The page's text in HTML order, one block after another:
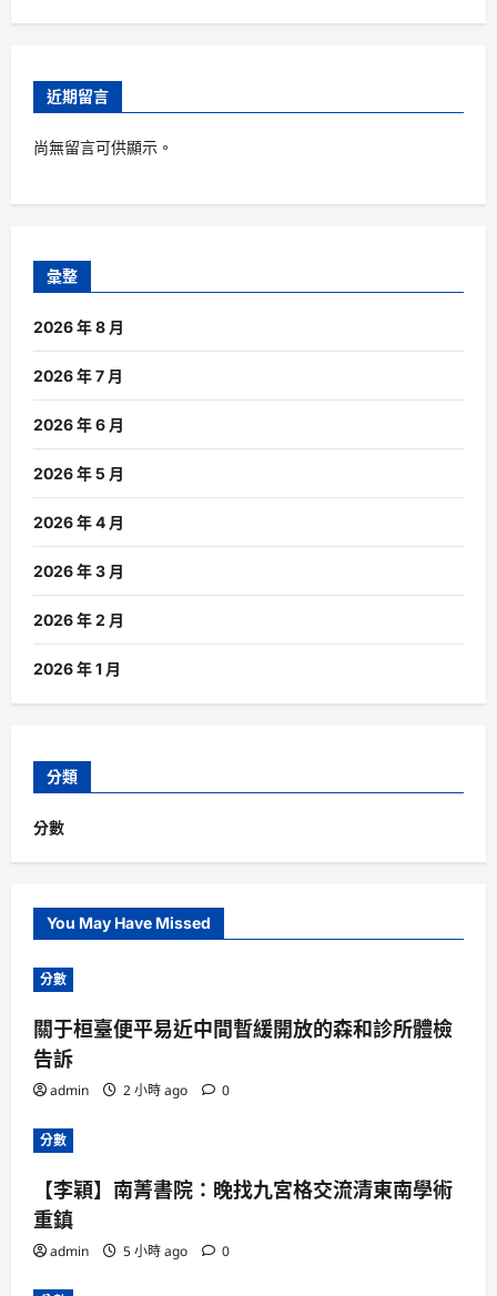
近期留言
尚無留言可供顯示。
彙整
2026 年 8 月
2026 年 7 月
2026 年 6 月
2026 年 5 月
2026 年 4 月
2026 年 3 月
2026 年 2 月
2026 年 1 月
分類
分數
You May Have Missed
分數
關于桓臺便平易近中間暫緩開放的森和診所體檢
告訴
admin 2 小時 ago 0
分數
【李穎】南菁書院：晚找九宮格交流清東南學術
重鎮
admin 5 小時 ago 0